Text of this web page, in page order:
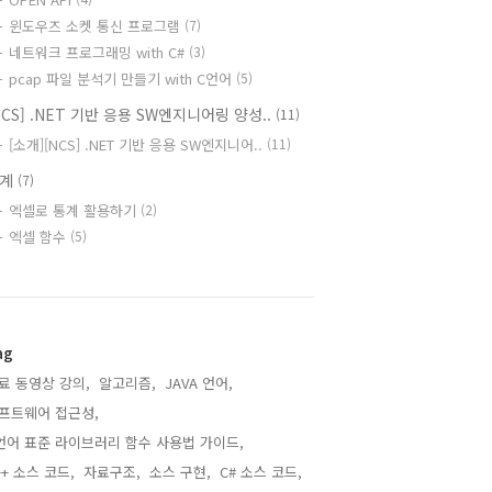
윈도우즈 소켓 통신 프로그램 (7)
네트워크 프로그래밍 with C# (3)
pcap 파일 분석기 만들기 with C언어 (5)
.NET 기반 응용 SW엔지니어링 양성.. (11)
[소개][NCS] .NET 기반 응용 SW엔지니어.. (11)
(7)
엑셀로 통계 활용하기 (2)
엑셀 함수 (5)
동영상 강의, 알고리즘, JAVA 언어,
트웨어 접근성,
어 표준 라이브러리 함수 사용법 가이드,
소스 코드, 자료구조, 소스 구현, C# 소스 코드,